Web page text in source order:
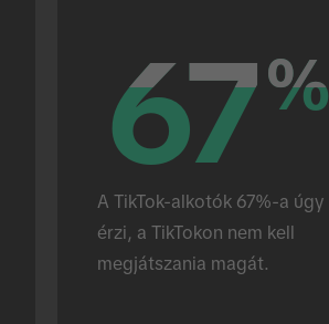
67%
67%
A TikTok-alkotók 67%-a úgy
érzi, a TikTokon nem kell
megjátszania magát.